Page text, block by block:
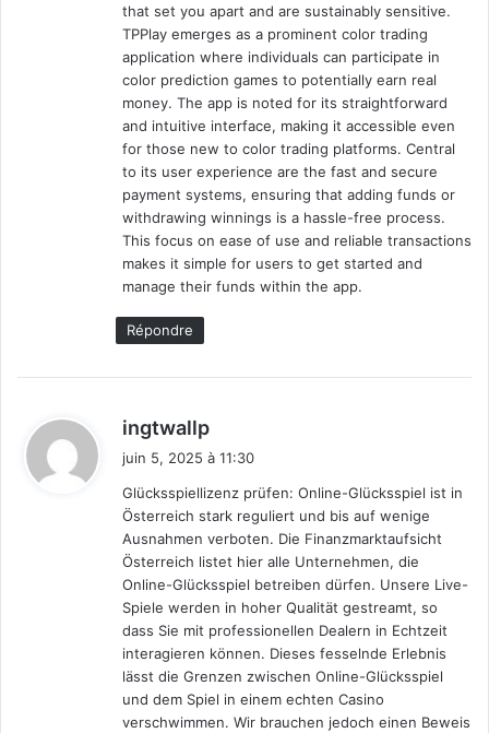
that set you apart and are sustainably sensitive.
TPPlay emerges as a prominent color trading
application where individuals can participate in
color prediction games to potentially earn real
money. The app is noted for its straightforward
and intuitive interface, making it accessible even
for those new to color trading platforms. Central
to its user experience are the fast and secure
payment systems, ensuring that adding funds or
withdrawing winnings is a hassle-free process.
This focus on ease of use and reliable transactions
makes it simple for users to get started and
manage their funds within the app.
Répondre
ingtwallp
i
:
juin 5, 2025 à 11:30
Glücksspiellizenz prüfen: Online-Glücksspiel ist in
Österreich stark reguliert und bis auf wenige
Ausnahmen verboten. Die Finanzmarktaufsicht
Österreich listet hier alle Unternehmen, die
Online-Glücksspiel betreiben dürfen. Unsere Live-
Spiele werden in hoher Qualität gestreamt, so
dass Sie mit professionellen Dealern in Echtzeit
interagieren können. Dieses fesselnde Erlebnis
lässt die Grenzen zwischen Online-Glücksspiel
und dem Spiel in einem echten Casino
verschwimmen. Wir brauchen jedoch einen Beweis